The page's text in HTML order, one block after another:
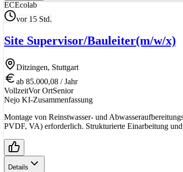
ECEcolab
vor 15 Std.
Site Supervisor/Bauleiter(m/w/x)
Ditzingen, Stuttgart
ab 85.000,08 / Jahr
VollzeitVor OrtSenior
Nejo KI-Zusammenfassung
Montage von Reinstwasser- und
PVDF, VA) erforderlich. Strukturierte Einarbeitung
Details